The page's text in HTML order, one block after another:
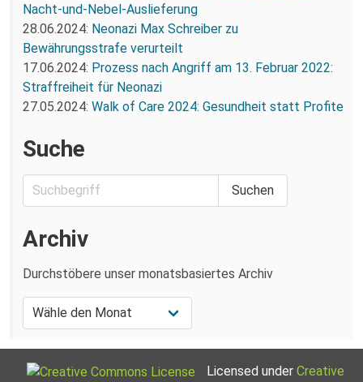
Nacht-und-Nebel-Auslieferung
28.06.2024: Neonazi Max Schreiber zu
Bewährungsstrafe verurteilt
17.06.2024: Prozess nach Angriff am 13. Februar 2022:
Straffreiheit für Neonazi
27.05.2024: Walk of Care 2024: Gesundheit statt Profite
Suche
Archiv
Durchstöbere unser monatsbasiertes Archiv
Licensed under Creative